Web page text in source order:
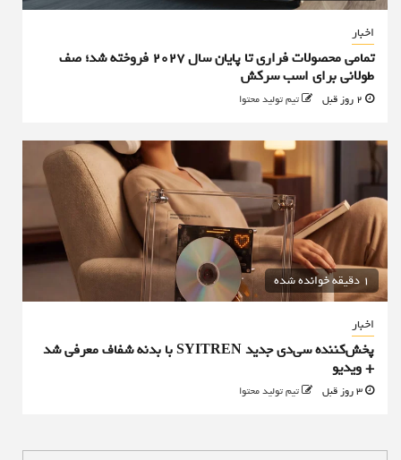
اخبار
تمامی محصولات فراری تا پایان سال ۲۰۲۷ فروخته شد؛ صف
طولانی برای اسب سرکش
تیم تولید محتوا
1 دقیقه خوانده شده
اخبار
پخش‌کننده سی‌دی جدید SYITREN با بدنه شفاف معرفی شد
+ ویدیو
تیم تولید محتوا